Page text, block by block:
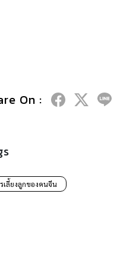
On :
เลี้ยงลูกของคนจีน